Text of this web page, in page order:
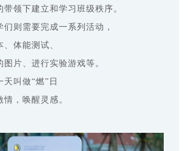
带领下建立和学习班级秩序。
们则需要完成一系列活动，
体能测试、
图片、进行实验游戏等。
天叫做“燃”日
， 唤醒灵感。